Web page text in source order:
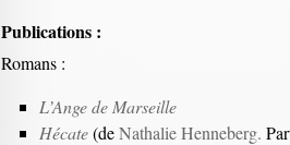
Publications :
Romans :
L’Ange de Marseille
Hécate(deNathalie Henneberg.